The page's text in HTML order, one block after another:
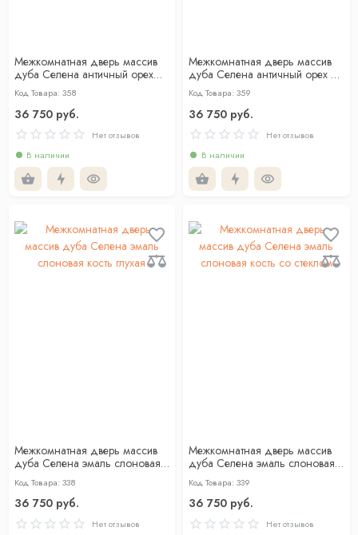
Межкомнатная дверь массив
дуба Селена античный орех
глухая
Код Товара: 358
36 750 руб.
Нет отзывов
В наличии
Межкомнатная дверь массив
дуба Селена античный орех со
стеклом
Код Товара: 359
36 750 руб.
Нет отзывов
В наличии
Межкомнатная дверь массив
дуба Селена эмаль слоновая
кость глухая
Код Товара: 338
36 750 руб.
Нет отзывов
Межкомнатная дверь массив
дуба Селена эмаль слоновая
кость со стеклом
Код Товара: 339
36 750 руб.
Нет отзывов